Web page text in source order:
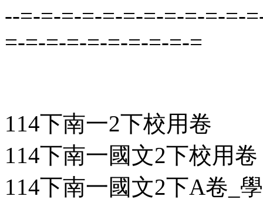
--=-=-=-=-=-=-=-=-=-=-=-
=-=-=-=-=-=-=-=-=-=
114下南一2下校用卷
114下南一國文2下校用卷
114下南一國文2下A卷_